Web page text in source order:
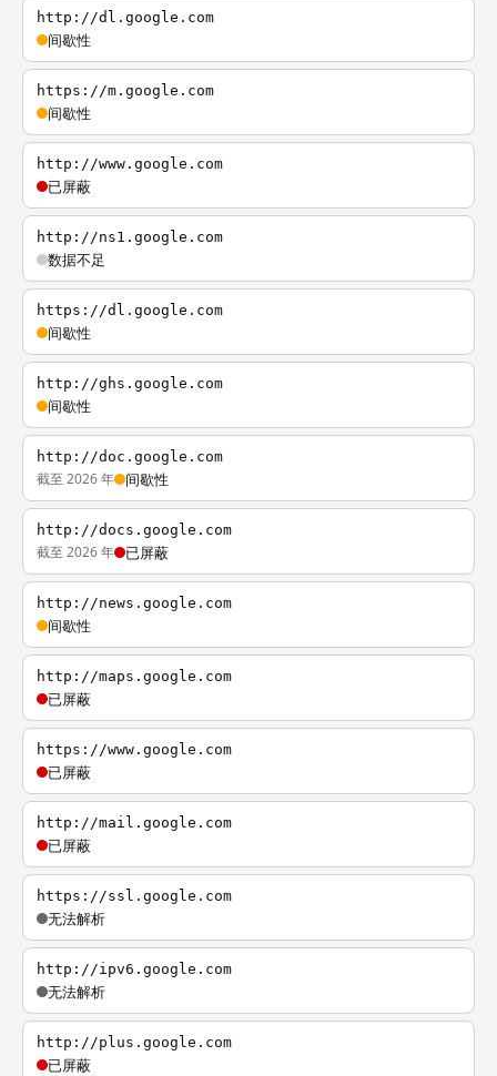
http://dl.google.com
间歇性
https://m.google.com
间歇性
http://www.google.com
已屏蔽
http://ns1.google.com
数据不足
https://dl.google.com
间歇性
http://ghs.google.com
间歇性
http://doc.google.com
截至 2026 年 间歇性
http://docs.google.com
截至 2026 年 已屏蔽
http://news.google.com
间歇性
http://maps.google.com
已屏蔽
https://www.google.com
已屏蔽
http://mail.google.com
已屏蔽
https://ssl.google.com
无法解析
http://ipv6.google.com
无法解析
http://plus.google.com
已屏蔽